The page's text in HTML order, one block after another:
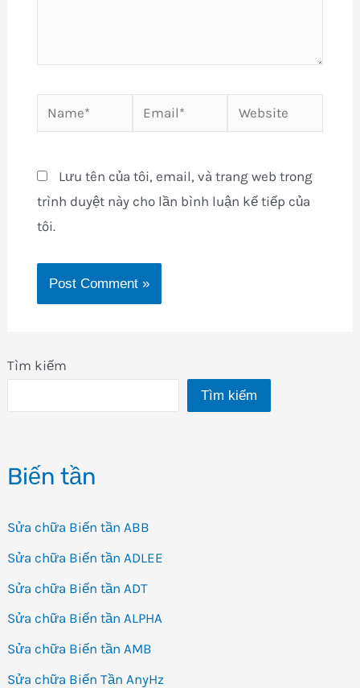
Tìm kiếm
Tìm kiếm
Biến tần
Sửa chữa Biến tần ABB
Sửa chữa Biến tần ADLEE
Sửa chữa Biến tần ADT
Sửa chữa Biến tần ALPHA
Sửa chữa Biến tần AMB
Sửa chữa Biến Tần AnyHz
Name* Email* Website
Lưu tên của tôi, email, và trang web trong
trình duyệt này cho lần bình luận kế tiếp của
tôi.